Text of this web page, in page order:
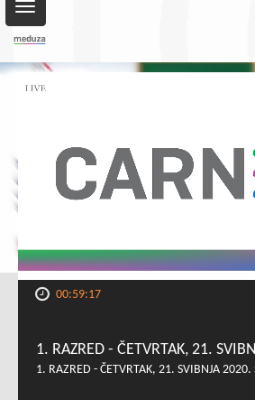
Toggle
navigation
00:59:17
1. RAZRED - ČETVRTAK, 21.
1. RAZRED - ČETVRTAK, 21. SVIBNJA